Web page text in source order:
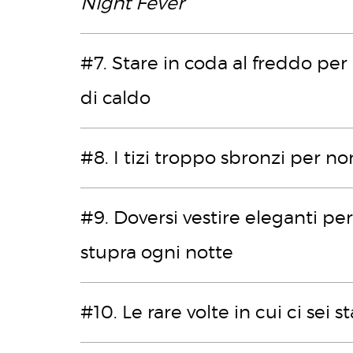
#7. Stare in coda al freddo
di caldo
#8. I tizi troppo sbronzi per
#9. Doversi vestire eleganti
stupra ogni notte
#10. Le rare volte in cui ci sei